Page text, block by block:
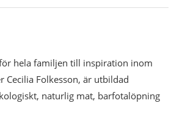
hela familjen till inspiration inom
Cecilia Folkesson, är utbildad
naturlig mat, barfotalöpning